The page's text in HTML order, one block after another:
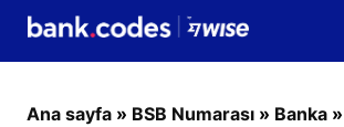
Ana sayfa » BSB Numarası » Banka »